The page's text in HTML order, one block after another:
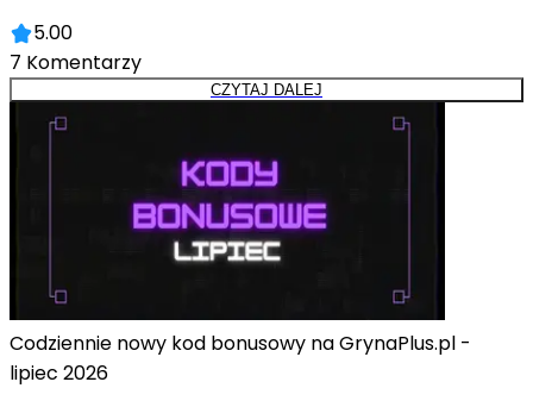
5.00
7 Komentarzy
CZYTAJ DALEJ
Codziennie nowy kod bonusowy na GrynaPlus.pl -
lipiec 2026